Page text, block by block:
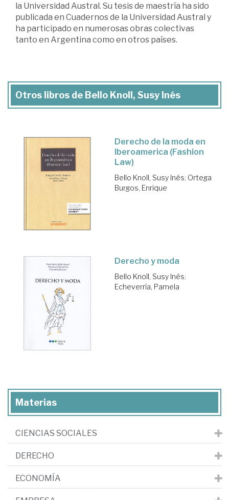
la Universidad Austral. Su tesis de maestría ha sido
publicada en Cuadernos de la Universidad Austral y
ha participado en numerosas obras colectivas
tanto en Argentina como en otros países.
Otros libros de Bello Knoll, Susy Inés
Derecho de la moda en
Iberoamerica (Fashion
Law)
Bello Knoll, Susy Inés; Ortega
Burgos, Enrique
Derecho y moda
Bello Knoll, Susy Inés;
Echeverría, Pamela
Materias
CIENCIAS SOCIALES
DERECHO
ECONOMÍA